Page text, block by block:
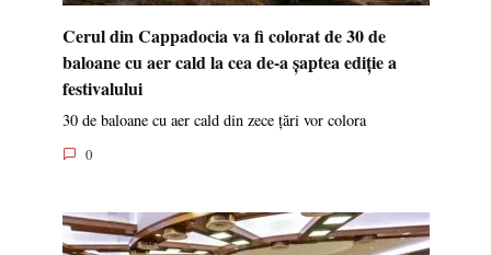
Cerul din Cappadocia va fi colorat de 30 de
baloane cu aer cald la cea de-a șaptea ediție a
festivalului
30 de baloane cu aer cald din zece țări vor colora
0